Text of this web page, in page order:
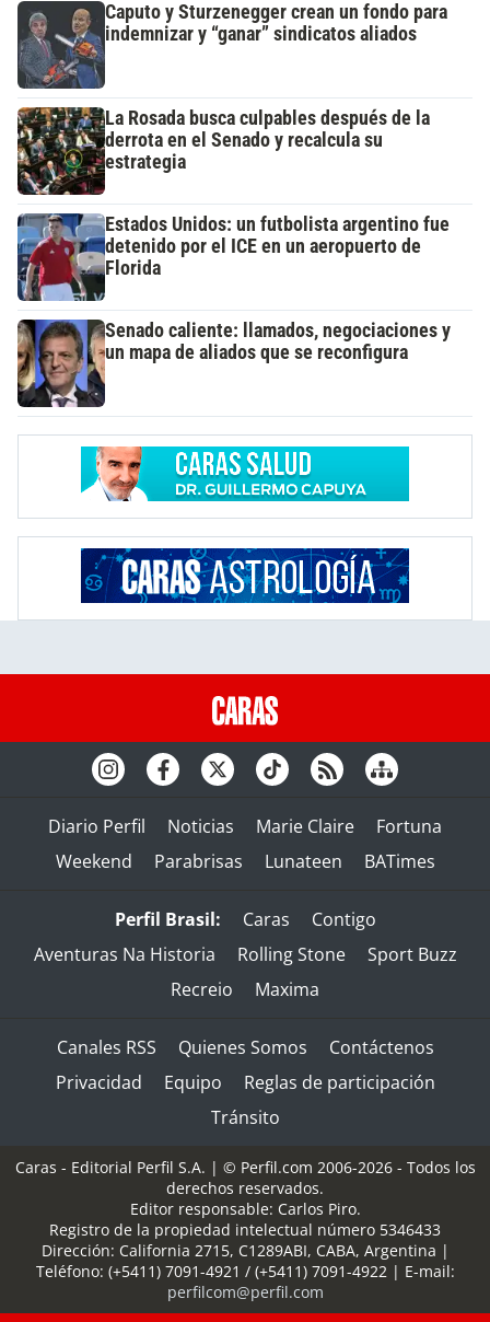
Caputo y Sturzenegger crean un fondo para
indemnizar y “ganar” sindicatos aliados
La Rosada busca culpables después de la
derrota en el Senado y recalcula su
estrategia
Estados Unidos: un futbolista argentino fue
detenido por el ICE en un aeropuerto de
Florida
Senado caliente: llamados, negociaciones y
un mapa de aliados que se reconfigura
Diario Perfil Noticias Marie Claire
Fortuna
Weekend
Parabrisas Lunateen BATimes
Perfil Brasil: Caras
Contigo
Aventuras Na Historia
Rolling Stone
Sport Buzz
Recreio
Maxima
Canales RSS Quienes Somos
Contáctenos
Privacidad
Equipo
Reglas de participación
Tránsito
Caras - Editorial Perfil S.A. | © Perfil.com 2006-2026 - Todos los
derechos reservados.
Editor responsable: Carlos Piro.
Registro de la propiedad intelectual número 5346433
Dirección: California 2715, C1289ABI, CABA, Argentina |
Teléfono: (+5411) 7091-4921 / (+5411) 7091-4922| E-mail:
perfilcom@perfil.com